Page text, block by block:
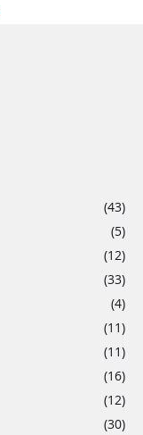
(43)
(5)
(12)
(33)
(4)
(11)
(11)
(16)
(12)
(30)